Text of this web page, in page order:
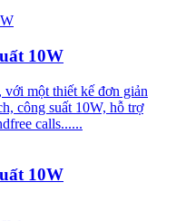
10W
một thiết kế đơn giản
công suất 10W, hỗ trợ
calls......
10W